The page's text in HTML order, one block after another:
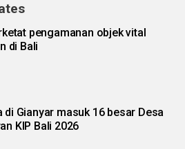
pengamanan objek vital
di Bali
di Gianyar masuk 16 besar Desa
KIP Bali 2026